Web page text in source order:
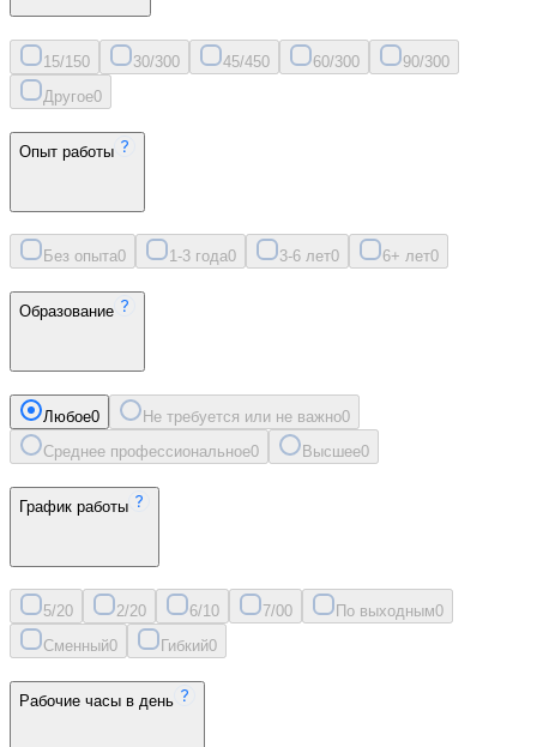
15/150 30/300 45/450 60/300 90/300
Другое0
Опыт работы
Без опыта0 1-3 года0 3-6 лет0 6+ лет0
Образование
Любое0 Не требуется или не важно0
Среднее профессиональное0 Высшее0
График работы
5/20 2/20 6/10 7/00 По выходным0
Сменный0 Гибкий0
Рабочие часы в день